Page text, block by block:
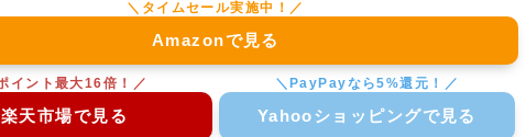
Amazonで見る
楽天市場で見る Yahooショッピングで見る